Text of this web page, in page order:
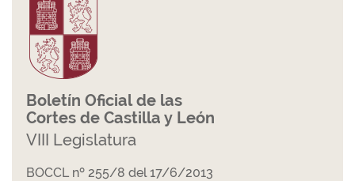
Boletín Oficial de las
Cortes de Castilla y León
VIII Legislatura
BOCCL nº 255/8 del 17/6/2013